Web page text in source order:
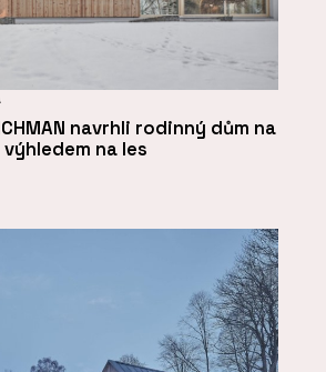
navrhli rodinný dům na
na les